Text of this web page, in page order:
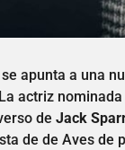
se apunta a una
actriz
de Jack
de de Aves de